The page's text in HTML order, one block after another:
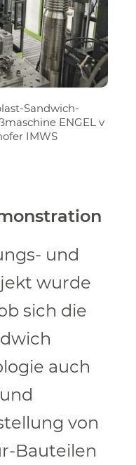
Sandwich-
ENGEL v
IMWS
und
wurde
sich die
auch
von
Bauteilen